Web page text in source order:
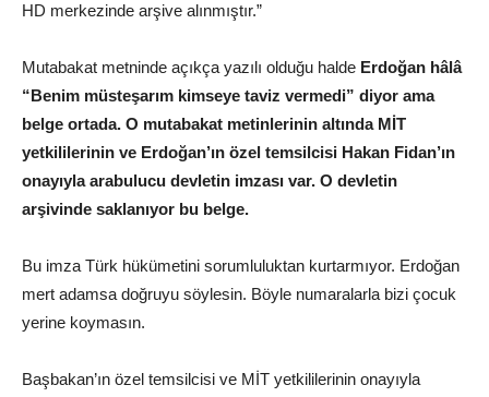
HD merkezinde arşive alınmıştır.”
Mutabakat metninde açıkça yazılı olduğu halde Erdoğan hâlâ
“Benim müsteşarım kimseye taviz vermedi” diyor ama
belge ortada. O mutabakat metinlerinin altında MİT
yetkililerinin ve Erdoğan’ın özel temsilcisi Hakan Fidan’ın
onayıyla arabulucu devletin imzası var. O devletin
arşivinde saklanıyor bu belge.
Bu imza Türk hükümetini sorumluluktan kurtarmıyor. Erdoğan
mert adamsa doğruyu söylesin. Böyle numaralarla bizi çocuk
yerine koymasın.
Başbakan’ın özel temsilcisi ve MİT yetkililerinin onayıyla